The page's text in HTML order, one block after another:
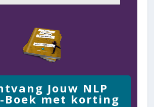
Jouw NLP
Boek met korting